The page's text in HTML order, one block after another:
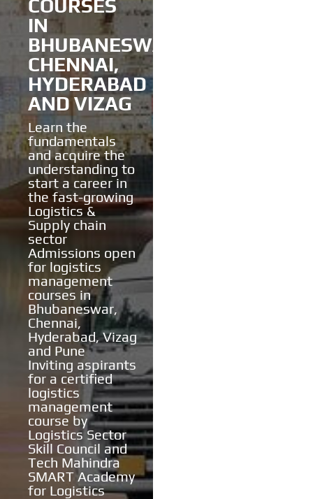
COURSES
IN
BHUBANESWAR,
CHENNAI,
HYDERABAD
AND VIZAG
Learn the
fundamentals
and acquire the
understanding to
start a career in
the fast-growing
Logistics &
Supply chain
sector
Admissions open
for logistics
management
courses in
Bhubaneswar,
Chennai,
Hyderabad, Vizag
and Pune
Inviting aspirants
for a certified
logistics
management
course by
Logistics Sector
Skill Council and
Tech Mahindra
SMART Academy
for Logistics